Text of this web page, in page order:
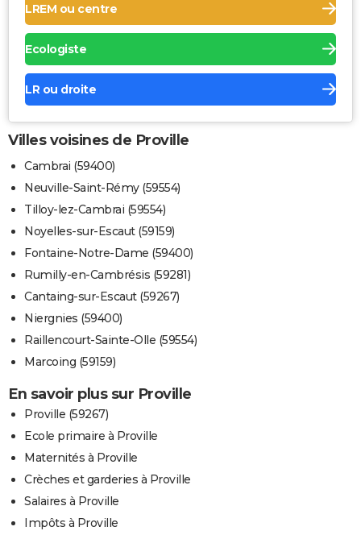
LREM ou centre
Ecologiste
LR ou droite
Villes voisines de Proville
Cambrai (59400)
Neuville-Saint-Rémy (59554)
Tilloy-lez-Cambrai (59554)
Noyelles-sur-Escaut (59159)
Fontaine-Notre-Dame (59400)
Rumilly-en-Cambrésis (59281)
Cantaing-sur-Escaut (59267)
Niergnies (59400)
Raillencourt-Sainte-Olle (59554)
Marcoing (59159)
En savoir plus sur Proville
Proville (59267)
Ecole primaire à Proville
Maternités à Proville
Crèches et garderies à Proville
Salaires à Proville
Impôts à Proville